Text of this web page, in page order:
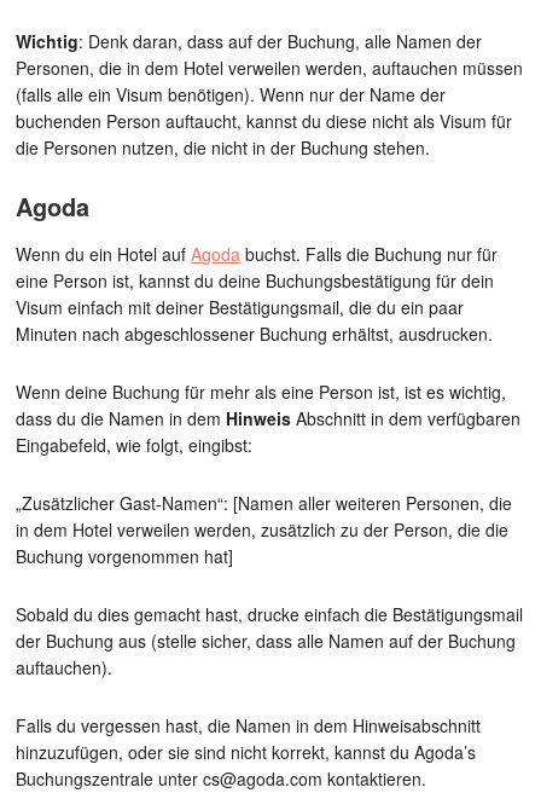
Wichtig: Denk daran, dass auf der Buchung, alle Namen der
Personen, die in dem Hotel verweilen werden, auftauchen müssen
(falls alle ein Visum benötigen). Wenn nur der Name der
buchenden Person auftaucht, kannst du diese nicht als Visum für
die Personen nutzen, die nicht in der Buchung stehen.
Agoda
Wenn du ein Hotel aufAgoda buchst. Falls die Buchung nur für
eine Person ist, kannst du deine Buchungsbestätigung für dein
Visum einfach mit deiner Bestätigungsmail, die du ein paar
Minuten nach abgeschlossener Buchung erhältst, ausdrucken.
Wenn deine Buchung für mehr als eine Person ist, ist es wichtig,
dass du die Namen in dem Hinweis Abschnitt in dem verfügbaren
Eingabefeld, wie folgt, eingibst:
„Zusätzlicher Gast-Namen“: [Namen aller weiteren Personen, die
in dem Hotel verweilen werden, zusätzlich zu der Person, die die
Buchung vorgenommen hat]
Sobald du dies gemacht hast, drucke einfach die Bestätigungsmail
der Buchung aus (stelle sicher, dass alle Namen auf der Buchung
auftauchen).
Falls du vergessen hast, die Namen in dem Hinweisabschnitt
hinzuzufügen, oder sie sind nicht korrekt, kannst du Agoda’s
Buchungszentrale unter cs@agoda.com kontaktieren.